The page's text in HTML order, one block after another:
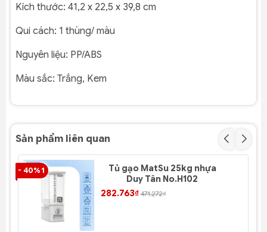
Kích thước: 41,2 x 22,5 x 39,8 cm
Qui cách: 1 thùng/ màu
Nguyên liệu: PP/ABS
Màu sắc: Trắng, Kem
Sản phẩm liên quan
- 40% 1
Tủ gạo MatSu 25kg nhựa
Duy Tân No.H102
282.763₫ 471.272₫